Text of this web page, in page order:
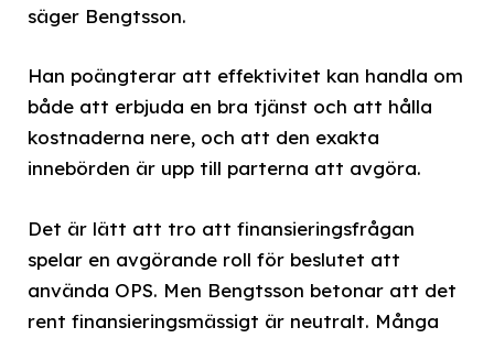
säger Bengtsson.
Han poängterar att effektivitet kan handla om
både att erbjuda en bra tjänst och att hålla
kostnaderna nere, och att den exakta
innebörden är upp till parterna att avgöra.
Det är lätt att tro att finansieringsfrågan
spelar en avgörande roll för beslutet att
använda OPS. Men Bengtsson betonar att det
rent finansieringsmässigt är neutralt. Många